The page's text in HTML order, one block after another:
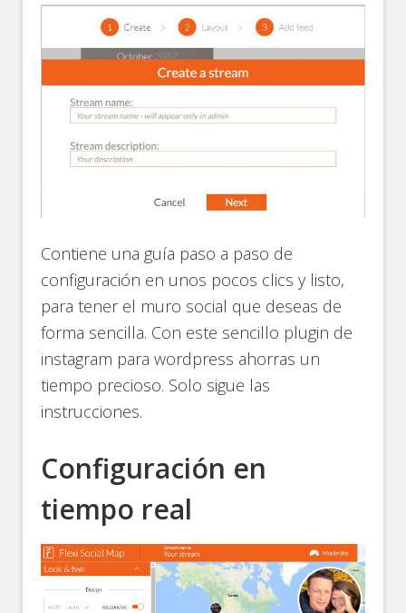
Contiene una guía paso a paso de
configuración en unos pocos clics y listo,
para tener el muro social que deseas de
forma sencilla. Con este sencillo plugin de
instagram para wordpress ahorras un
tiempo precioso. Solo sigue las
instrucciones.
Configuración en
tiempo real